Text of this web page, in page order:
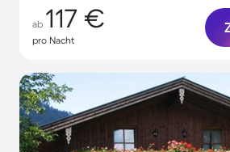
ab 117 €
pro Nacht